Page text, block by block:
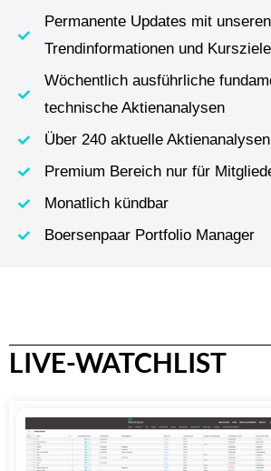
Permanente Updates mit
Trendinformationen und
Wöchentlich ausführliche
technische Aktienanalysen
Über 240 aktuelle Aktienanalysen
Premium Bereich nur für
Monatlich kündbar
Boersenpaar Portfolio Manager
LIVE-WATCHLIST